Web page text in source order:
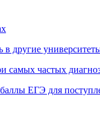
другие
самых частых
ЕГЭ для